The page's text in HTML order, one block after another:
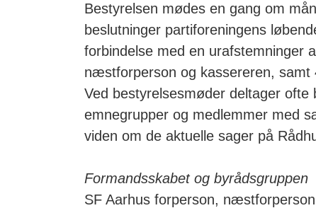
Bestyrelsen mødes en gang om
beslutninger partiforeningens
forbindelse med en urafstemninger
næstforperson og kassereren, samt
Ved bestyrelsesmøder deltager
emnegrupper og medlemmer med
viden om de aktuelle sager på
Formandsskabet og byrådsgruppen
SF Aarhus forperson,